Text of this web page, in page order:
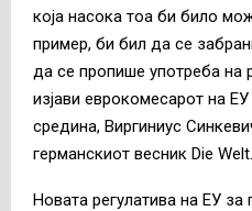
која насока тоа би било
пример, би бил да се
да се пропише употреба на
изјави еврокомесарот на
средина, Виргиниус
германскиот весник Die Welt.
Новата регулатива на ЕУ за